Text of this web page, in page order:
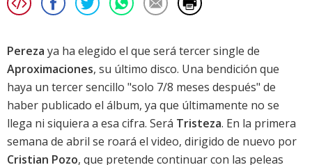
Pereza ya ha elegido el que será tercer single de
Aproximaciones, su último disco. Una bendición que
haya un tercer sencillo "solo 7/8 meses después" de
haber publicado el álbum, ya que últimamente no se
llega ni siquiera a esa cifra. Será Tristeza. En la primera
semana de abril se roará el video, dirigido de nuevo por
Cristian Pozo, que pretende continuar con las peleas